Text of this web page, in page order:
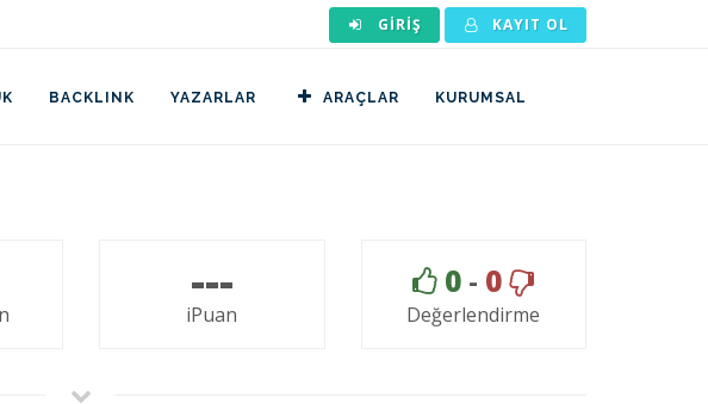
GIRIŞ KAYIT OL
BACKLINK YAZARLAR ARAÇLAR KURUMSAL
---
iPuan
0 - 0
Değerlendirme